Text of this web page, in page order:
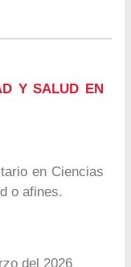
Y SALUD EN
en Ciencias
o afines.
del 2026